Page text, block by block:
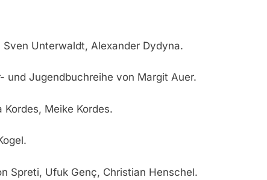
Unterwaldt, Alexander Dydyna.
und Jugendbuchreihe von Margit Auer.
Meike Kordes.
Spreti, Ufuk Genç, Christian Henschel.